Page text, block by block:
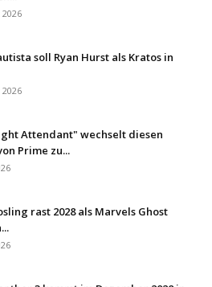
soll Ryan Hurst als Kratos in
Attendant" wechselt diesen
Prime zu...
rast 2028 als Marvels Ghost